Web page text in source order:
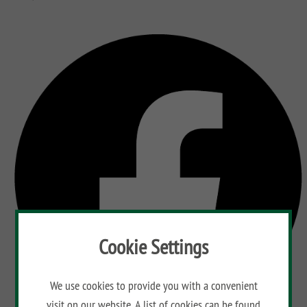
Cookie Settings
We use cookies to provide you with a convenient